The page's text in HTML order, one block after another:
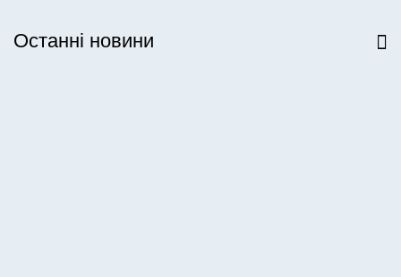
Останні новини